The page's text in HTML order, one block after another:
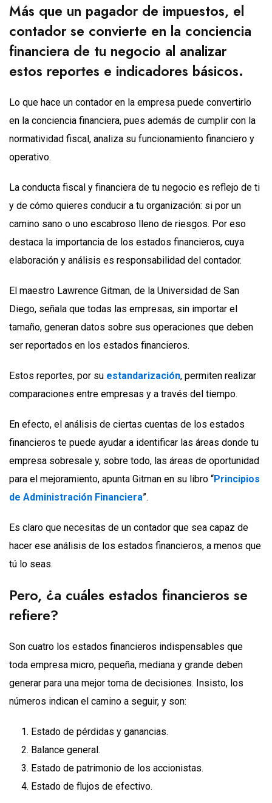
Más que un pagador de impuestos, el
contador se convierte en la conciencia
financiera de tu negocio al analizar
estos reportes e indicadores básicos.
Lo que hace un contador en la empresa puede convertirlo
en la conciencia financiera, pues además de cumplir con la
normatividad fiscal, analiza su funcionamiento financiero y
operativo.
La conducta fiscal y financiera de tu negocio es reflejo de ti
y de cómo quieres conducir a tu organización: si por un
camino sano o uno escabroso lleno de riesgos. Por eso
destaca la importancia de los estados financieros, cuya
elaboración y análisis es responsabilidad del contador.
El maestro Lawrence Gitman, de la Universidad de San
Diego, señala que todas las empresas, sin importar el
tamaño, generan datos sobre sus operaciones que deben
ser reportados en los estados financieros.
Estos reportes, por su estandarización, permiten realizar
comparaciones entre empresas y a través del tiempo.
En efecto, el análisis de ciertas cuentas de los estados
financieros te puede ayudar a identificar las áreas donde tu
empresa sobresale y, sobre todo, las áreas de oportunidad
para el mejoramiento, apunta Gitman en su libro “Principios
de Administración Financiera”.
Es claro que necesitas de un contador que sea capaz de
hacer ese análisis de los estados financieros, a menos que
tú lo seas.
Pero, ¿a cuáles estados financieros se
refiere?
Son cuatro los estados financieros indispensables que
toda empresa micro, pequeña, mediana y grande deben
generar para una mejor toma de decisiones. Insisto, los
números indican el camino a seguir, y son:
Estado de pérdidas y ganancias.
Balance general.
Estado de patrimonio de los accionistas.
Estado de flujos de efectivo.